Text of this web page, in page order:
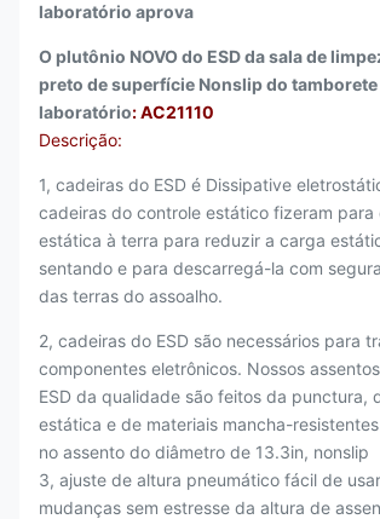
laboratório aprova
O plutônio NOVO do ESD da sala de
preto de superfície Nonslip do
laboratório: AC21110
Descrição:
1, cadeiras do ESD é Dissipative
cadeiras do controle estático fizeram para
estática à terra para reduzir a carga
sentando e para descarregá-la com
das terras do assoalho.
2, cadeiras do ESD são necessários para
componentes eletrônicos. Nossos
ESD da qualidade são feitos da punctura,
estática e de materiais mancha-
no assento do diâmetro de 13.3in, nonslip
3, ajuste de altura pneumático fácil de
mudanças sem estresse da altura de